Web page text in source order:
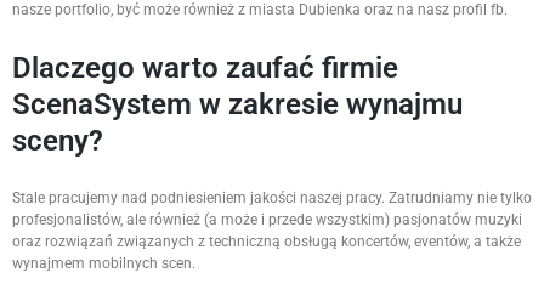
nasze portfolio, być może również z miasta Dubienka oraz na nasz profil fb.
Dlaczego warto zaufać firmie
ScenaSystem w zakresie wynajmu
sceny?
Stale pracujemy nad podniesieniem jakości naszej pracy. Zatrudniamy nie tylko
profesjonalistów, ale również (a może i przede wszystkim) pasjonatów muzyki
oraz rozwiązań związanych z techniczną obsługą koncertów, eventów, a także
wynajmem mobilnych scen.